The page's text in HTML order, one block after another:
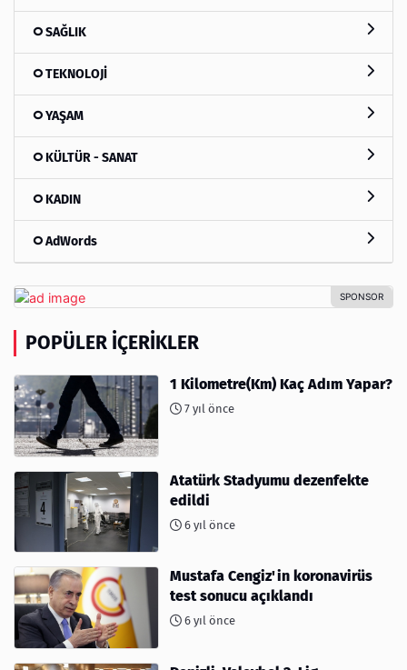
SAĞLIK
TEKNOLOJİ
YAŞAM
KÜLTÜR - SANAT
KADIN
AdWords
POPÜLER İÇERIKLER
1 Kilometre(Km) Kaç Adım Yapar?
7 yıl önce
Atatürk Stadyumu dezenfekte
edildi
6 yıl önce
Mustafa Cengiz'in koronavirüs
test sonucu açıklandı
6 yıl önce